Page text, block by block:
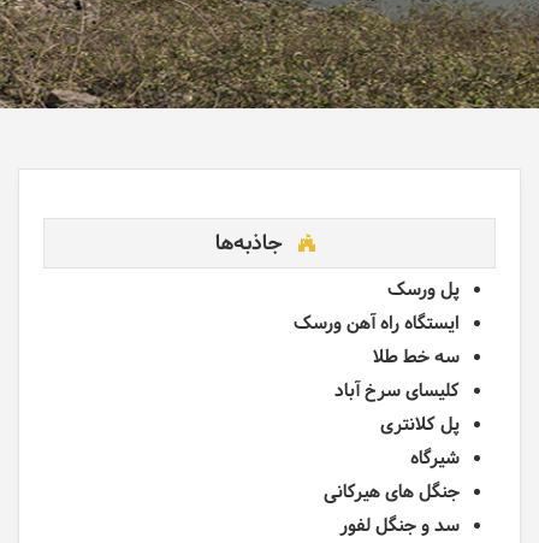
جاذبه‌ها
پل ورسک
ایستگاه راه آهن ورسک
سه خط طلا
کلیسای سرخ آباد
پل کلانتری
شیرگاه
جنگل های هیرکانی
سد و جنگل لفور